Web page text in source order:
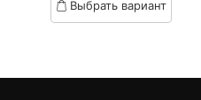
on
24,150 ₽.
Выбрать вариант